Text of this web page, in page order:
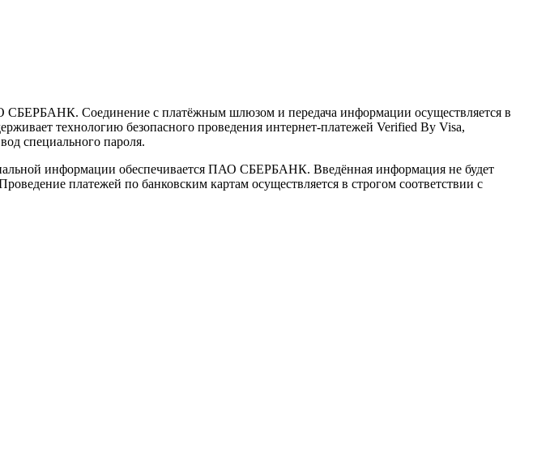
Соединение с платёжным шлюзом и передача информации осуществляется в
технологию безопасного проведения интернет-платежей Verified By Visa,
специального пароля.
информации обеспечивается ПАО СБЕРБАНК. Введённая информация не будет
платежей по банковским картам осуществляется в строгом соответствии с